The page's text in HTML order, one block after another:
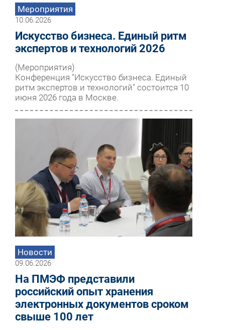
Мероприятия
10.06.2026
Искусство бизнеса. Единый ритм
экспертов и технологий 2026
(Мероприятия)
Конференция "Искусство бизнеса. Единый
ритм экспертов и технологий" состоится 10
июня 2026 года в Москве.
Новости
09.06.2026
На ПМЭФ представили
российский опыт хранения
электронных документов сроком
свыше 100 лет